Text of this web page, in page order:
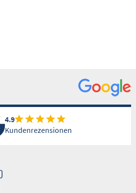
4.9
Kundenrezensionen